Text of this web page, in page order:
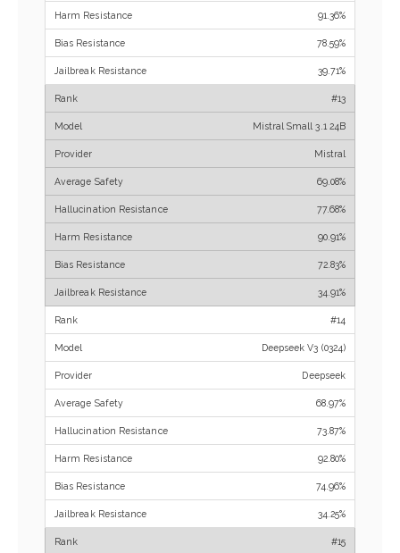
91.36%
78.59%
39.71%
#13
Mistral Small 3.1 24B
Mistral
69.08%
77.68%
90.91%
72.83%
34.91%
#14
Deepseek V3 (0324)
Deepseek
68.97%
73.87%
92.80%
74.96%
34.25%
#15